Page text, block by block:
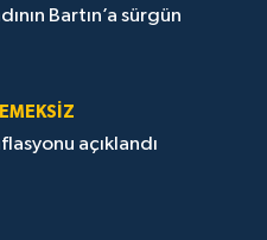
Bartın’a sürgün
açıklandı